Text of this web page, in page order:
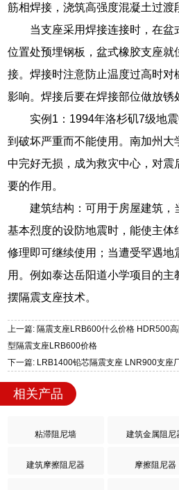
筋相焊接，浇筑高强度混凝土过渡
当支座采用焊接连接时，在盆
位置处预埋钢板，盆式橡胶支座就
接。焊接时注意防止温度过高时对
影响。焊接后要在焊接部位做放锈
实例1：1994年洛杉矶7级地
到破坏严重而不能使用。南加州大
中完好无损，成为救灾中心，对震
要的作用。
建筑结构：可用于房屋建筑，
基本烈度的设防地震时，能使主体
修理即可继续使用；当遭受罕遇地
用。例如泰达岳阳道小学项目的
摆隔震支座技术。
上一篇: 隔震支座LRB600什么价格 HDR500
型隔震支座LRB600价格
下一篇: LRB1400铅芯隔震支座 LNR900支座
相关产品
粘滞阻尼墙 建筑金属阻尼
建筑摩擦阻尼器 摩擦阻尼器